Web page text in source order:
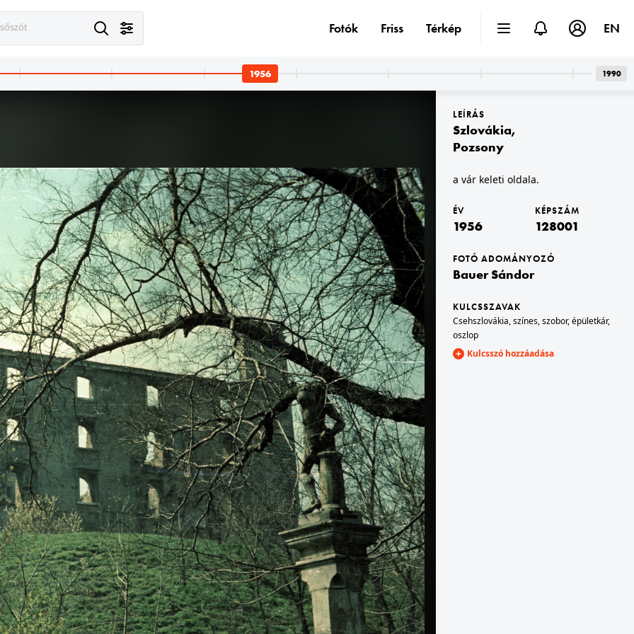
előtte a Ganümédesz-kút.
1956 · Pozsony
Hviezdoslavovo námestie, Nemzeti Színház, előtte a Ganümédesz-kút.
1956 · Pozsony
Hviezdoslavovo námestie, Ganümédesz-kút, háttérben a Carlton Hotel.
1956 · Pozsony
Mihály utca a Mihály-kapu felé nézve.
1956 · Pozsony
a Mihály-kapu felől a Hurbanovo námestie (Nagy Lajos tér) felé vezető kis híd.
Hradzsin, Szent Vitus-székesegyház (Katedrála svatého Víta).
Pozsony
nábrežie), háttérben a Vár.
1956 · Pozsony
Duna-part (Rázusovo nábrežie), középen a Hotel Devin.
1956 · Pozsony
Duna-part (Rázusovo nábrežie), háttérben a Szlovák Nemzeti Múzeum épülete.
1956 · Pozsony
(ekkor Klement Gottwald Pionírpalota, ma Elnöki Palota).
1956 · Pozsony
Grassalkovich-kastély (ekkor Klement Gottwald Pionírpalota, ma Elnöki Palota).
1956 · Pozsony
kilátás a várból a Duna feletti vasúti híd felé.
1956 · Pozsony
Várkert, játszótér.
LEÍRÁS
Szlovákia,
Pozsony
a vár keleti oldala.
ÉV
1956
KÉPSZÁM
128001
FOTÓ ADOMÁNYOZÓ
Bauer Sándor
KULCSSZAVAK
Csehszlovákia,színes,szobor,épületkár,
oszlop
Kulcsszó hozzáadása
Fotók Friss Térkép EN
1990
1956